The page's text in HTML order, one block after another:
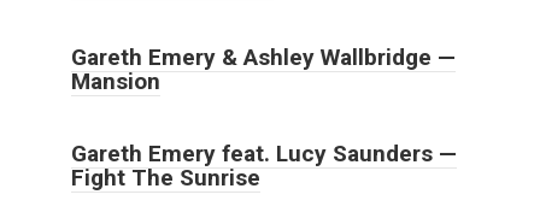
Gareth Emery & Ashley Wallbridge —
Mansion
Gareth Emery feat. Lucy Saunders —
Fight The Sunrise